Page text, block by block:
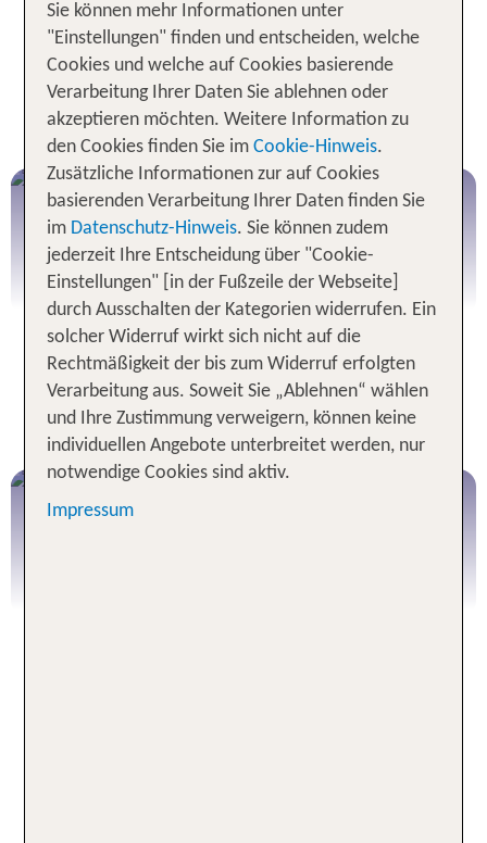
TUI Pauschalreisen inkludiert.
BUCHE DEINEN PRIVATEN
URLAUBSTRANSFER
Privater Flughafentransfer
Flughafentransfer buchen
Mit Kind, Koffer und Surfboard bequem zum
Flughafen
Auch bei Individualreisen buchbar
Von Economy bis Luxus für alle Gruppengrößen
Privattransfer zum Hotel
Sie können mehr Informationen unter
"Einstellungen" finden und entscheiden, welche
Cookies und welche auf Cookies basierende
Verarbeitung Ihrer Daten Sie ablehnen oder
akzeptieren möchten. Weitere Information zu
den Cookies finden Sie im Cookie-Hinweis.
Zusätzliche Informationen zur auf Cookies
basierenden Verarbeitung Ihrer Daten finden Sie
im Datenschutz-Hinweis. Sie können zudem
jederzeit Ihre Entscheidung über "Cookie-
Einstellungen" [in der Fußzeile der Webseite]
durch Ausschalten der Kategorien widerrufen. Ein
solcher Widerruf wirkt sich nicht auf die
Rechtmäßigkeit der bis zum Widerruf erfolgten
Verarbeitung aus. Soweit Sie „Ablehnen“ wählen
und Ihre Zustimmung verweigern, können keine
individuellen Angebote unterbreitet werden, nur
notwendige Cookies sind aktiv.
Impressum